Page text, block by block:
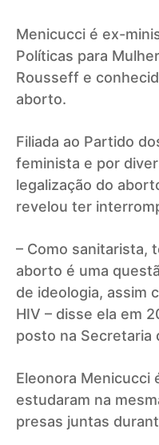
Menicucci é ex-
Políticas para
Rousseff e
aborto.
Filiada ao Partido
feminista e por
legalização do
revelou ter
– Como sanitarista,
aborto é uma
de ideologia, assim
HIV – disse ela em
posto na Secretaria
Eleonora Menicucci
estudaram na
presas juntas